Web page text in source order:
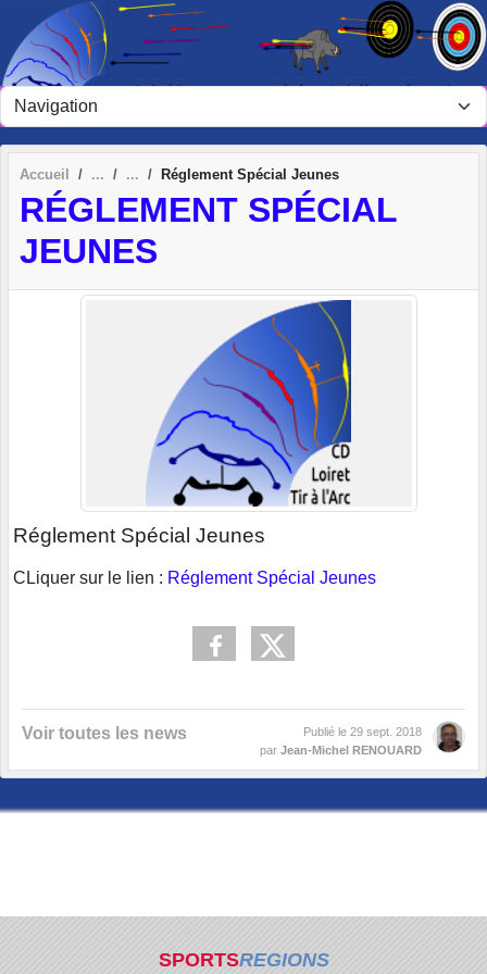
Accueil Réglement Spécial Jeunes
RÉGLEMENT SPÉCIAL
JEUNES
Réglement Spécial Jeunes
CLiquer sur le lien : Réglement Spécial Jeunes
Voir toutes les news Publié le 29 sept. 2018
par Jean-Michel RENOUARD
SPORTSREGIONS
Panneau de gestion des cookies